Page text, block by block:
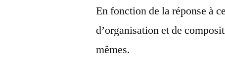
En fonction de la réponse à
d’organisation et de
mêmes.